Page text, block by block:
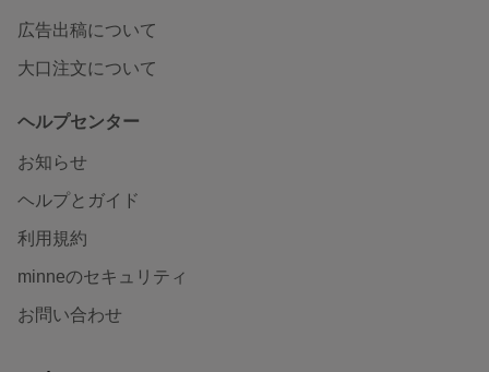
広告出稿について
大口注文について
ヘルプセンター
お知らせ
ヘルプとガイド
利用規約
minneのセキュリティ
お問い合わせ